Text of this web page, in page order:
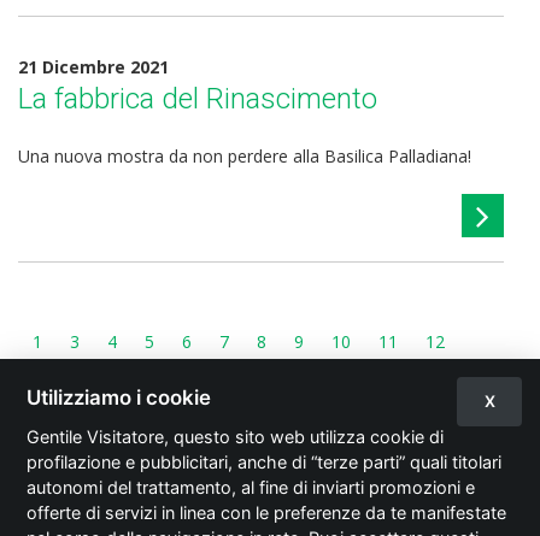
21 Dicembre 2021
La fabbrica del Rinascimento
Una nuova mostra da non perdere alla Basilica Palladiana!
1 3 4 5 6 7 8 9 10 11
12
© 2026 Italian Exhibition Group S.p.A.
privacy policy
Cookie preferencies
X
Utilizziamo i cookie
Gentile Visitatore, questo sito web utilizza cookie di
profilazione e pubblicitari, anche di “terze parti” quali titolari
autonomi del trattamento, al fine di inviarti promozioni e
offerte di servizi in linea con le preferenze da te manifestate